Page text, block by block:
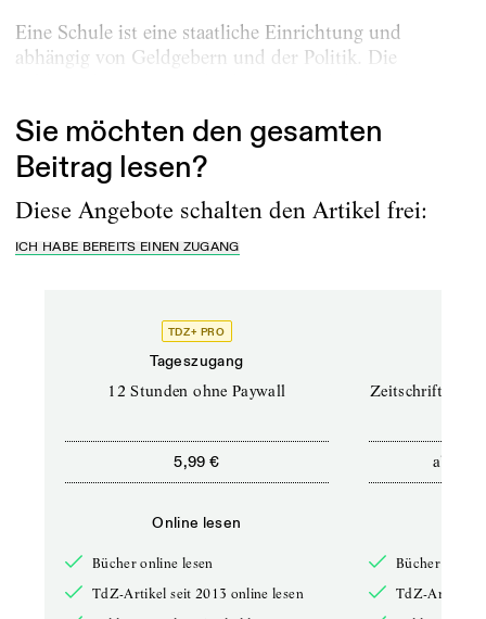
Eine Schule ist eine staatliche Einrichtung und
abhängig von Geldgebern und der Politik. Die
Sie möchten den gesamten
Beitrag lesen?
Diese Angebote schalten den Artikel frei:
ICH HABE BEREITS EINEN ZUGANG
TDZ+ PRO
Tageszugang
12 Stunden ohne Paywall
5,99 €
Online lesen
Bücher online lesen
TdZ-Artikel seit 2013 online lesen
Zeitschriften
ab
Bücher online
TdZ-Artikel